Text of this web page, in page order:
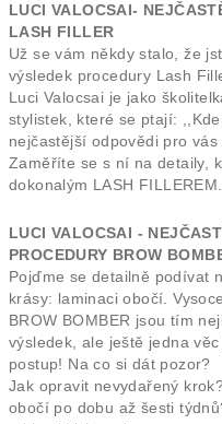
LUCI VALOCSAI-
LASH FILLER
Už se vám někdy stalo, že
výsledek procedury Lash
Luci Valocsai je jako
stylistek, které se ptají:
nejčastější odpovědi pro
Zaměříte se s ní na detaily,
dokonalým LASH FILLEREM.
LUCI VALOCSAI -
PROCEDURY BROW
Pojďme se detailně podívat
krásy: laminaci obočí.
BROW BOMBER jsou tím
výsledek, ale ještě jedna
postup! Na co si dát pozor?
Jak opravit nevydařený
obočí po dobu až šesti